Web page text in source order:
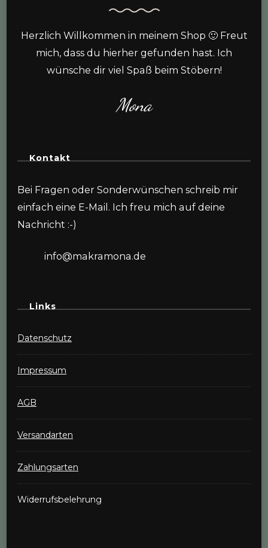
Herzlich Willkommen in meinem Shop 🙂 Freut
mich, dass du hierher gefunden hast. Ich
wünsche dir viel Spaß beim Stöbern!
Mona
Kontakt
Bei Fragen oder Sonderwünschen schreib mir
einfach eine E-Mail. Ich freu mich auf deine
Nachricht :-)
info@makramona.de
Links
Datenschutz
Impressum
AGB
Versandarten
Zahlungsarten
Widerrufsbelehrung